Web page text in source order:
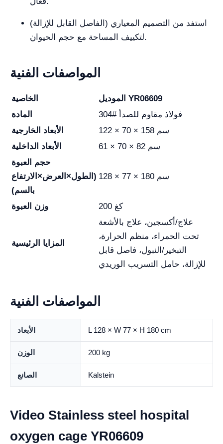
استفد من التصميم المعياري (الفاصل القابل للإزالة)
لتكييف المساحة مع حجم الحيوان.
المواصفات الفنية
الخاصية
الموديل YR06609
المادة
304# فولاذ مقاوم للصدأ
الأبعاد الخارجية
122 × 70 × 158 سم
الأبعاد الداخلية
61 × 70 × 82 سم
حجم العبوة
(الطول×العرض×الارتفاع
بالسم)
128 × 77 × 180 سم
وزن العبوة 200 كغ
المزايا الرئيسية
علاج/أكسجين، علاج بالأشعة
تحت الحمراء، منظم الحرارة،
التبخير/النبول، فاصل قابل
للإزالة، حامل التسريب الوريدي
المواصفات الفنية
الأبعاد L 128 × W 77 × H 180 cm
الوزن 200 kg
الصانع Kalstein
Video Stainless steel hospital
oxygen cage YR06609